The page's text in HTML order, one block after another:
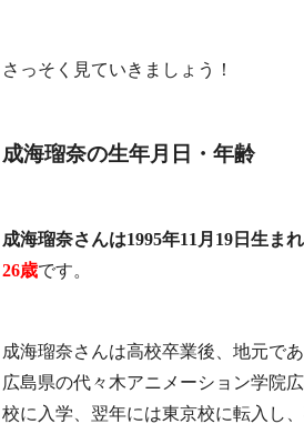
さっそく見ていきましょう！
成海瑠奈の生年月日・年齢
成海瑠奈さんは1995年11月19日生ま
26歳です。
成海瑠奈さんは高校卒業後、地元で
広島県の代々木アニメーション学院
校に入学、翌年には東京校に転入し